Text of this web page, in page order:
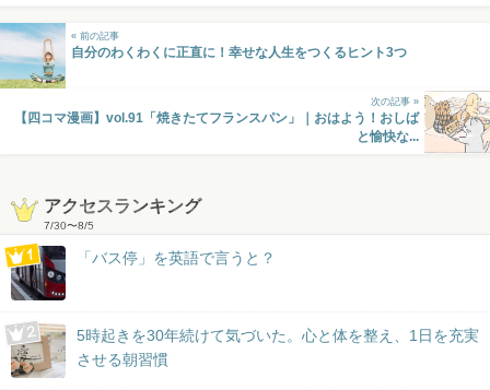
« 前の記事
自分のわくわくに正直に！幸せな人生をつくるヒント3つ
次の記事 »
【四コマ漫画】vol.91「焼きたてフランスパン」｜おはよう！おしば
と愉快な...
アクセスランキング
7/30〜8/5
「バス停」を英語で言うと？
5時起きを30年続けて気づいた。心と体を整え、1日を充実
させる朝習慣